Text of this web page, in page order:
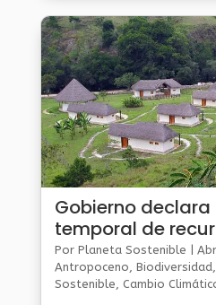
espacio donde la
cultura se encuentran
futuros posibles.
Gobierno declara
temporal de
renovables en la
Por Planeta Sostenible |
Antropoceno Biodiversidad
Sostenible Cambio